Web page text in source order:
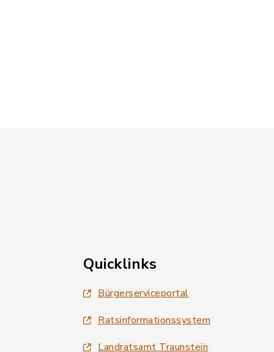
Quicklinks
Bürgerserviceportal
Ratsinformationssystem
Landratsamt Traunstein